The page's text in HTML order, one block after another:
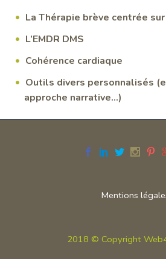
La Thérapie brève centrée
L’EMDR DMS
Cohérence cardiaque
Outils divers personnalisés
approche narrative…)
Mentions
2018 © Copyright